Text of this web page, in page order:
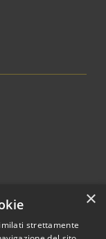
×
strettamente